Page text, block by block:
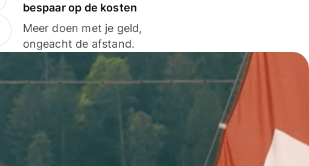
bespaar op de kosten
Meer doen met je geld,
ongeacht de afstand.